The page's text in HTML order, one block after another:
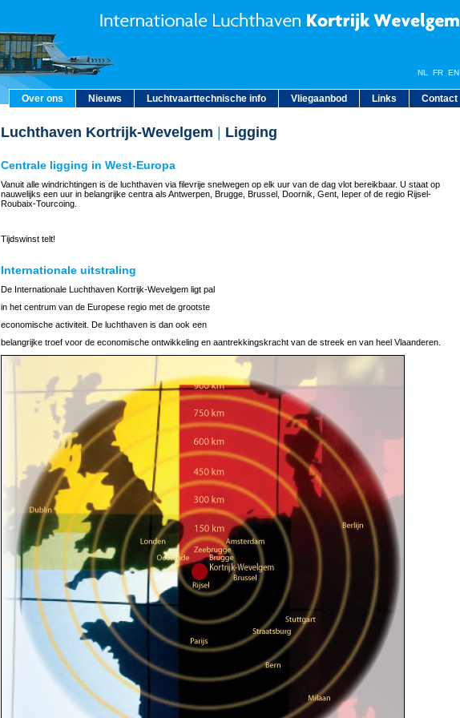
Over ons Nieuws Luchtvaarttechnische info Vliegaanbod Links Contact
NL FR EN
Luchthaven Kortrijk-Wevelgem Ligging
Centrale ligging in West-Europa
Vanuit alle windrichtingen is de lucht­haven via filevrije snelwegen op elk uur van de dag vlot bereikbaar. U staat op
nauwelijks een uur in belangrijke centra als Antwerpen, Brugge, Brussel, Doornik, Gent, Ieper of de regio Rijsel-
Roubaix-Tourcoing.
Tijdswinst telt!
Internationale uitstraling
De Internationale Luchthaven Kortrijk-Wevelgem ligt pal
in het centrum van de Europese regio met de grootste
economische activiteit. De luchthaven is dan ook een
belangrijke troef voor de economische ontwikkeling en aantrekkingskracht van de streek en van heel Vlaanderen.